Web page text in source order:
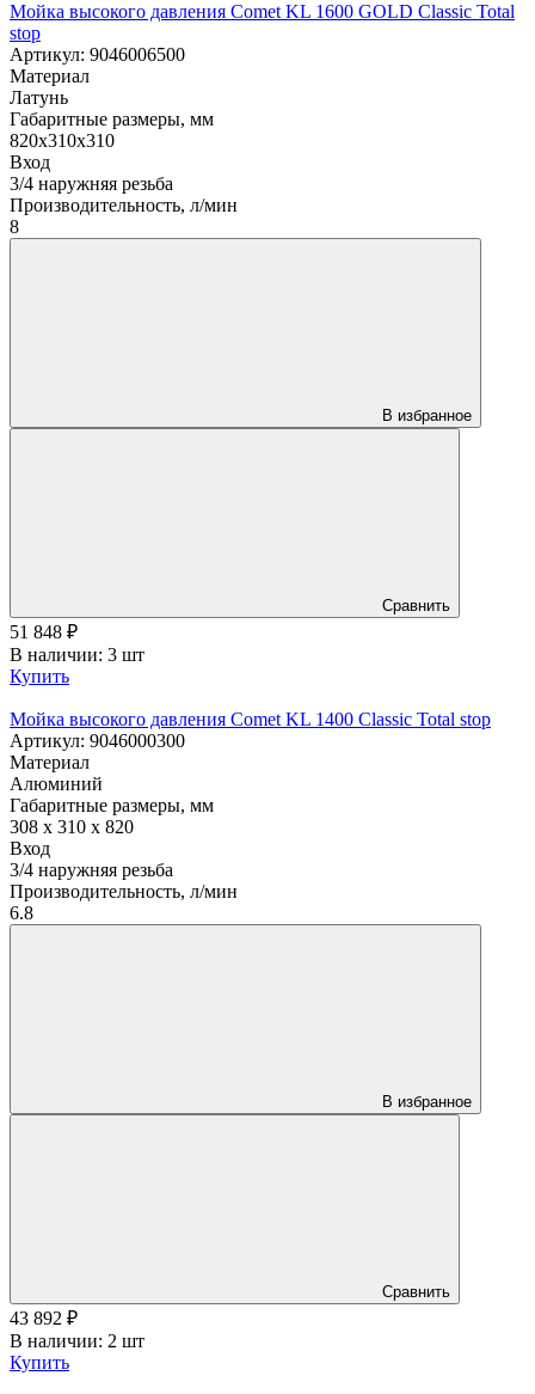
Мойка высокого давления Comet KL 1600 GOLD Classic Total
stop
Артикул: 9046006500
Материал
Латунь
Габаритные размеры, мм
820х310х310
Вход
3/4 наружняя резьба
Производительность, л/мин
8
В избранное
Сравнить
51 848 ₽
В наличии: 3 шт
Купить
Мойка высокого давления Comet KL 1400 Classic Total stop
Артикул: 9046000300
Материал
Алюминий
Габаритные размеры, мм
308 x 310 x 820
Вход
3/4 наружняя резьба
Производительность, л/мин
6.8
В избранное
Сравнить
43 892 ₽
В наличии: 2 шт
Купить